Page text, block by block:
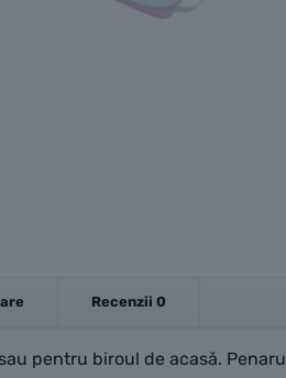
Recenzii 0
pentru biroul de acasă.